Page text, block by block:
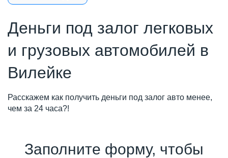
Деньги под залог легковых
и грузовых автомобилей в
Вилейке
Расскажем как получить деньги под залог авто менее,
чем за 24 часа?!
Заполните форму, чтобы